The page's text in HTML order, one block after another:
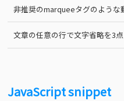
非推奨のmarqueeタグのような
文章の任意の行で文字省略を3
JavaScript snippet